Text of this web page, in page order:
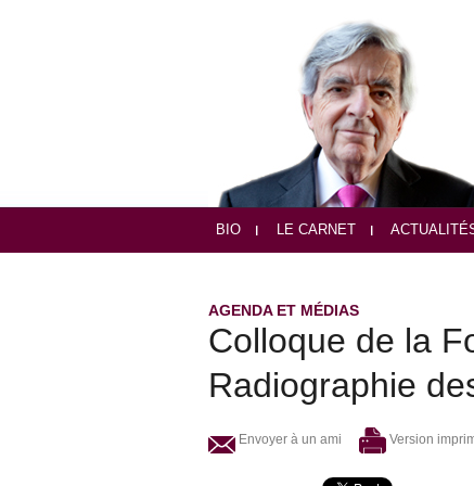
BIO LE CARNET
AGENDA ET MÉDIAS
Colloque de la
Radiographie
Envoyer à un ami Version